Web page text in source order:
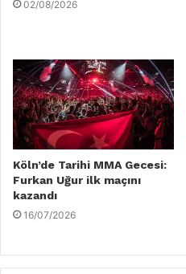
02/08/2026
Köln’de Tarihi MMA Gecesi:
Furkan Uğur ilk maçını
kazandı
16/07/2026